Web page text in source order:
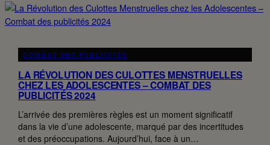
COMBAT DES PUBLICITÉS
LA RÉVOLUTION DES CULOTTES MENSTRUELLES
CHEZ LES ADOLESCENTES – COMBAT DES
PUBLICITÉS 2024
L’arrivée des premières règles est un moment significatif
dans la vie d’une adolescente, marqué par des incertitudes
et des préoccupations. Aujourd’hui, face à un…